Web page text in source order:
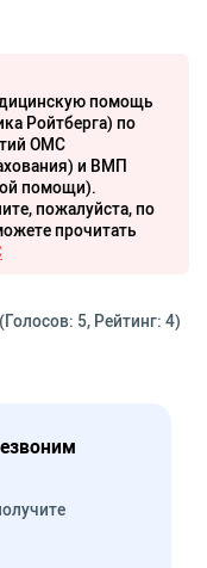
помощь
Ройтберга) по
ОМС
и ВМП
помощи).
пожалуйста, по
прочитать
(Голосов: 5, Рейтинг: 4)